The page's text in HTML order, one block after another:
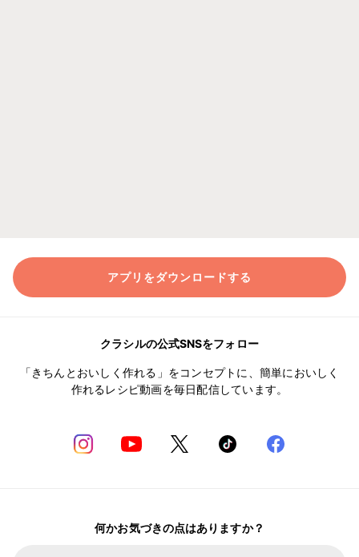
アプリをダウンロードする
クラシルの公式SNSをフォロー
「きちんとおいしく作れる」をコンセプトに、簡単においしく
作れるレシピ動画を毎日配信しています。
何かお気づきの点はありますか？